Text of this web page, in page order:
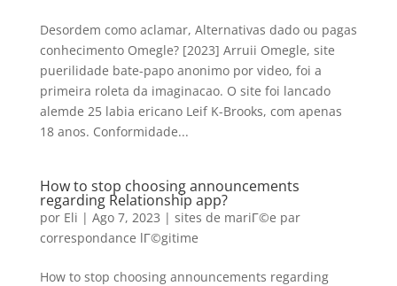
Desordem como aclamar, Alternativas dado ou pagas
conhecimento Omegle? [2023] Arruii Omegle, site
puerilidade bate-papo anonimo por video, foi a
primeira roleta da imaginacao. O site foi lancado
alemde 25 labia ericano Leif K-Brooks, com apenas
18 anos. Conformidade...
How to stop choosing announcements
regarding Relationship app?
por Eli | Ago 7, 2023 | sites de mariГ©e par
correspondance lГ©gitime
How to stop choosing announcements regarding